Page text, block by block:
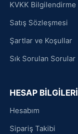
KVKK Bilgilendirme
Satış Sözleşmesi
Şartlar ve Koşullar
Sık Sorulan Sorular
HESAP BİLGİLERİ
Hesabım
Sipariş Takibi